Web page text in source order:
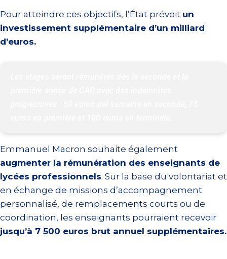
Pour atteindre ces objectifs, l’État prévoit un
investissement supplémentaire d’un milliard
d’euros.
Emmanuel Macron souhaite également
augmenter la rémunération des enseignants de
lycées professionnels. Sur la base du volontariat et
en échange de missions d’accompagnement
personnalisé, de remplacements courts ou de
coordination, les enseignants pourraient recevoir
jusqu’à 7 500 euros brut annuel supplémentaires.